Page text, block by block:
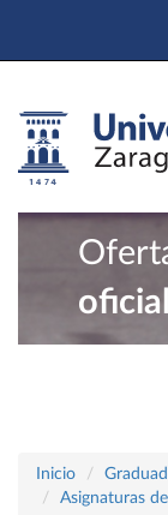
Inicio
Asignaturas